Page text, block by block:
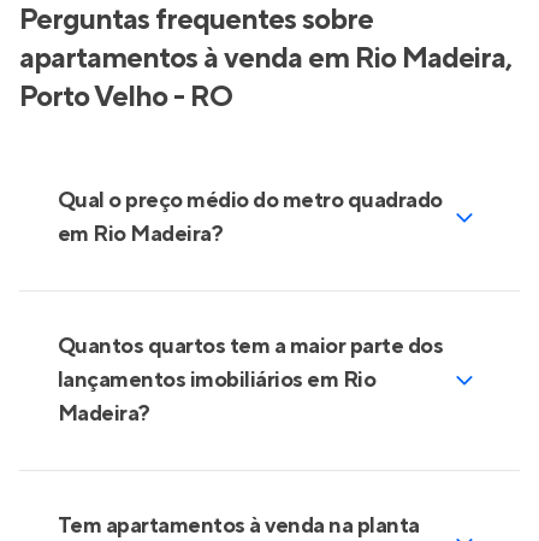
Perguntas frequentes sobre
apartamentos à venda em Rio Madeira,
Porto Velho - RO
Qual o preço médio do metro quadrado
em Rio Madeira?
Quantos quartos tem a maior parte dos
lançamentos imobiliários em Rio
Madeira?
Tem apartamentos à venda na planta